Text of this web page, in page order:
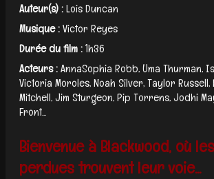
Auteur(s) :Lois Duncan
Musique :Victor Reyes
Durée du film :1h36
Acteurs :AnnaSophia Robb, Uma Thurman,
Victoria Moroles, Noah Silver, Taylor Russell,
Mitchell, Jim Sturgeon, Pip Torrens, Jodhi
Front...
Bienvenue à Blackwood, où
perdues trouvent leur voie...